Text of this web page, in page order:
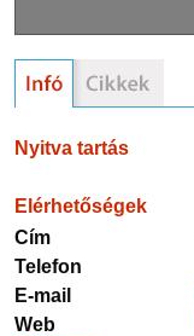
Nyitva tartás
Elérhetőségek
Cím
Telefon
E-mail
Web